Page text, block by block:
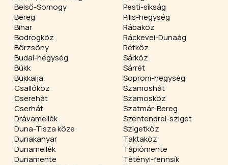
Belső-Somogy
Bereg
Bihar
Bodrogköz
Börzsöny
Budai-hegység
Bükk
Bükkalja
Csallóköz
Cserehát
Cserhát
Drávamellék
Duna-Tisza köze
Dunakanyar
Dunamellék
Dunamente
Pesti-síkság
Pilis-hegység
Rábaköz
Ráckevei-Dunaág
Rétköz
Sárköz
Sárrét
Soproni-hegység
Szamoshát
Szamosköz
Szatmár-Bereg
Szentendrei-sziget
Szigetköz
Taktaköz
Tápiómente
Tétényi-fennsík